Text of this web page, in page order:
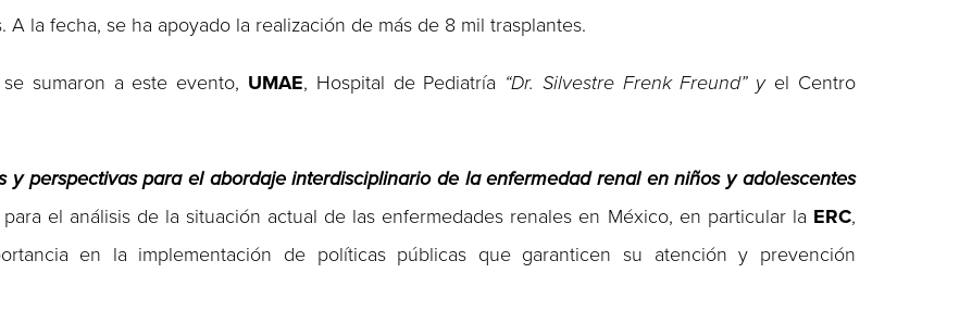
la fecha, se ha apoyado la realización de más de 8 mil trasplantes.
sumaron a este evento, UMAE, Hospital de Pediatría “Dr. Silvestre FrenkFreund” y el Centro
y perspectivas para el abordaje interdisciplinario de la enfermedadrenal en niños y adolescentes
el análisis de la situación actual de las enfermedades renales en México, en particular la ERC,
en la implementación de políticas públicas que garanticen su atención y prevención